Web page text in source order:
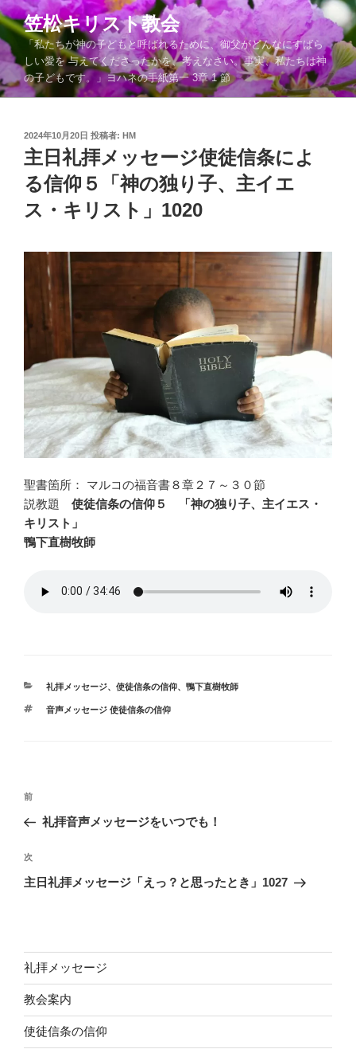
コ
ン
テ
ン
ツ
笠松キリスト教会
「私たちが神の子どもと呼ばれるために、御父がどんなにすばら
しい愛を 与えてくださったかを、考えなさい。事実、私たちは神
の子どもです。」ヨハネの手紙第一 3章 1 節
投
稿
日:
2024年10月20日 投稿者: HM
主日礼拝メッセージ使徒信条によ
る信仰５「神の独り子、主イエ
ス・キリスト」1020
聖書箇所： マルコの福音書８章２７～３０節
説教題 使徒信条の信仰５ 「神の独り子、主イエス・
キリスト」
鴨下直樹牧師
カ
ゴ
礼拝メッセージ、 使徒信条の信仰、 鴨下直樹牧師
タ
音声メッセージ 使徒信条の信仰
投
ナ
ビ
ゲ
ン
前
の
稿
前
礼拝音声メッセージをいつでも！
次
の
次
主日礼拝メッセージ「えっ？と思ったとき」1027
礼拝メッセージ
教会案内
使徒信条の信仰